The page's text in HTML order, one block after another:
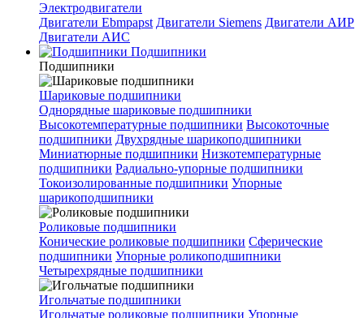
Электродвигатели
Двигатели Ebmpapst Двигатели Siemens Двигатели АИР
Двигатели АИС
Подшипники
Подшипники
Шариковые подшипники
Однорядные шариковые подшипники
Высокотемпературные подшипники Высокоточные
подшипники Двухрядные шарикоподшипники
Миниатюрные подшипники Низкотемпературные
подшипники Радиально-упорные подшипники
Токоизолированные подшипники Упорные
шарикоподшипники
Роликовые подшипники
Конические роликовые подшипники Сферические
подшипники Упорные роликоподшипники
Четырехрядные подшипники
Игольчатые подшипники
Игольчатые роликовые подшипники Упорные